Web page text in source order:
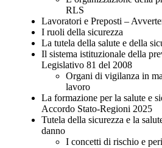
RLS
Lavoratori e Preposti –
I ruoli della sicurezza
La tutela della salute e della
Il sistema istituzionale della
Legislativo 81 del 2008
Organi di vigilanza in
lavoro
La formazione per la salute e
Accordo Stato-Regioni 2025
Tutela della sicurezza e la
danno
I concetti di rischio e